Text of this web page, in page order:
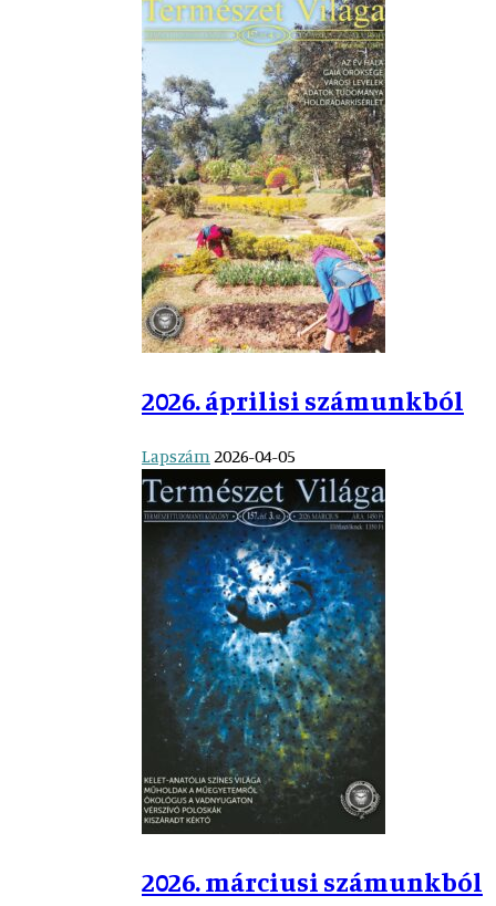
2026. áprilisi számunkból
Lapszám2026-04-05
2026. márciusi számunkból